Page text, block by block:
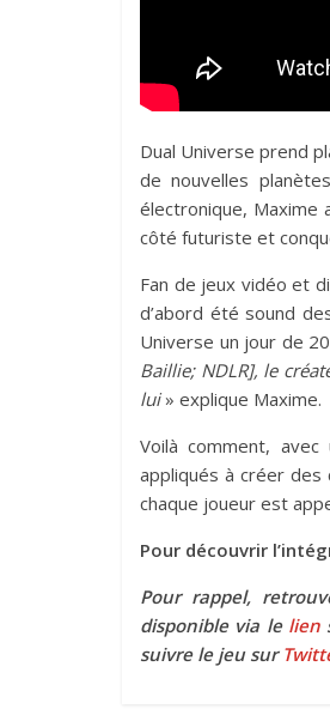
Dual Universe prend
de nouvelles
électronique, Maxime
côté futuriste et
Fan de jeux vidéo et
d’abord été sound
Universe un jour de
Baillie; NDLR], le
lui» explique Maxime.
Voilà comment,
appliqués à créer des
chaque joueur est
Pour découvrir
Pour rappel,
disponible via le lien
suivre le jeu sur